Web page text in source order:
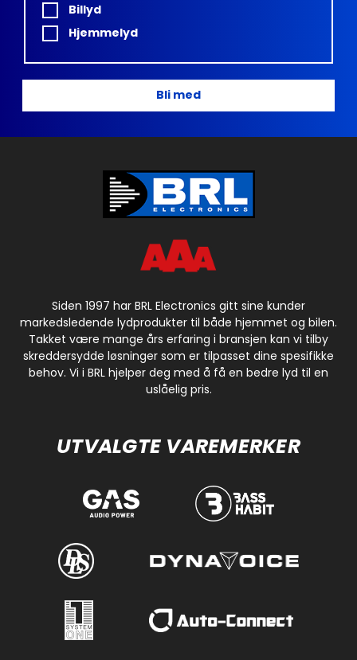
Billyd
Hjemmelyd
Bli med
Siden 1997 har BRL Electronics gitt sine kunder
markedsledende lydprodukter til både hjemmet og bilen.
Takket være mange års erfaring i bransjen kan vi tilby
skreddersydde løsninger som er tilpasset dine spesifikke
behov. Vi i BRL hjelper deg med å få en bedre lyd til en
uslåelig pris.
UTVALGTE VAREMERKER